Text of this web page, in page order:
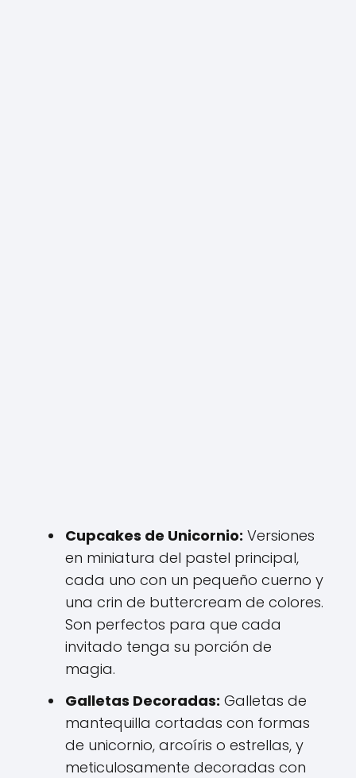
Cupcakes de Unicornio: Versiones
en miniatura del pastel principal,
cada uno con un pequeño cuerno y
una crin de buttercream de colores.
Son perfectos para que cada
invitado tenga su porción de
magia.
Galletas Decoradas: Galletas de
mantequilla cortadas con formas
de unicornio, arcoíris o estrellas, y
meticulosamente decoradas con